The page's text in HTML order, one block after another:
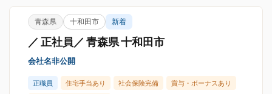
青森県 十和田市 新着
／ 正社員／ 青森県 十和田市
会社名非公開
正職員 住宅手当あり 社会保険完備 賞与・ボーナスあり